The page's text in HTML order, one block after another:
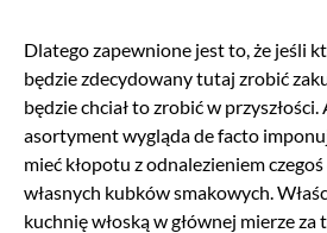
Dlatego zapewnione jest to, że jeśli
będzie zdecydowany tutaj zrobić
będzie chciał to zrobić w przyszłości.
asortyment wygląda de facto
mieć kłopotu z odnalezieniem
własnych kubków smakowych.
kuchnię włoską w głównej mierze